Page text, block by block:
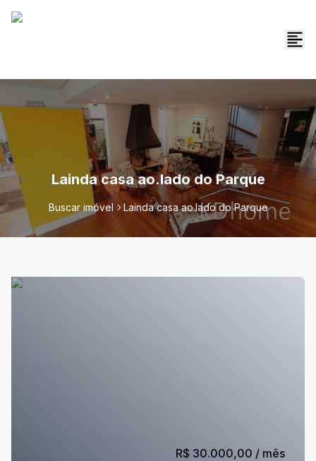
Lainda casa ao.lado do Parque
Buscar imóvel Lainda casa ao.lado do Parque
R$ 30.000,00 / mês